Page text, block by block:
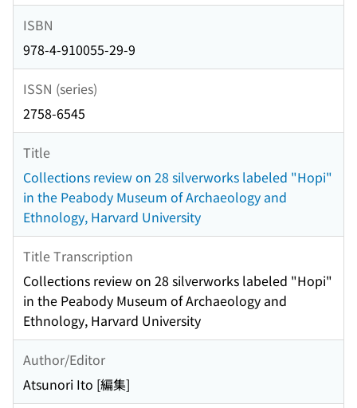
ISBN
978-4-910055-29-9
ISSN (series)
2758-6545
Title
Collections review on 28 silverworks labeled "Hopi"
in the Peabody Museum of Archaeology and
Ethnology, Harvard University
Title Transcription
Collections review on 28 silverworks labeled "Hopi"
in the Peabody Museum of Archaeology and
Ethnology, Harvard University
Author/Editor
Atsunori Ito [編集]